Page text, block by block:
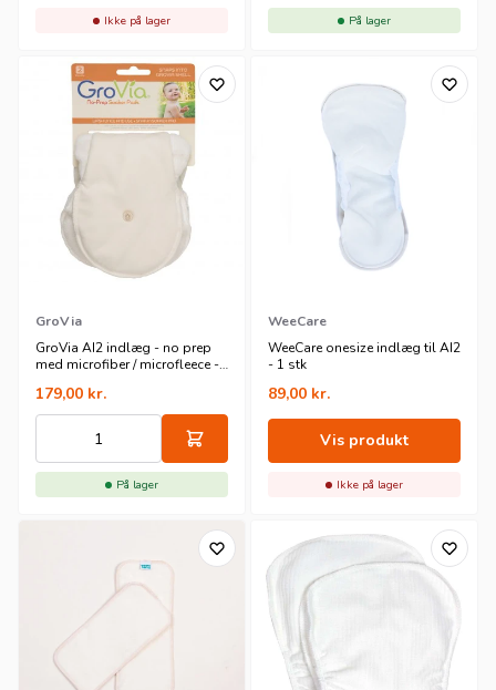
Ikke på lager På lager
GroVia
GroVia AI2 indlæg - no prep
med microfiber / microfleece -
179,00 kr.
På lager
WeeCare
WeeCare onesize indlæg til AI2
- 1 stk
89,00 kr.
Vis produkt
Ikke på lager